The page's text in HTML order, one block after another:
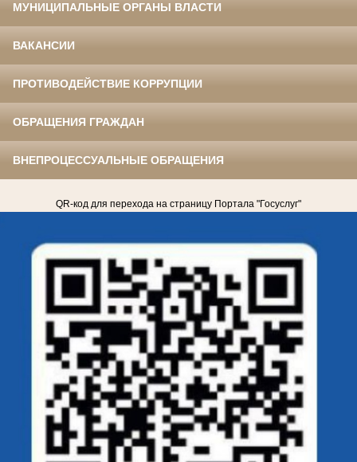
МУНИЦИПАЛЬНЫЕ ОРГАНЫ ВЛАСТИ
ВАКАНСИИ
ПРОТИВОДЕЙСТВИЕ КОРРУПЦИИ
ОБРАЩЕНИЯ ГРАЖДАН
ВНЕПРОЦЕССУАЛЬНЫЕ ОБРАЩЕНИЯ
QR-код для перехода на страницу Портала "Госуслуг"